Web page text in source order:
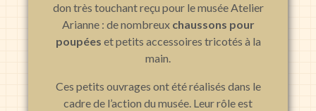
don très touchant reçu pour le musée Atelier
Arianne : de nombreux chaussons pour
poupées et petits accessoires tricotés à la
main.
Ces petits ouvrages ont été réalisés dans le
cadre de l’action du musée. Leur rôle est